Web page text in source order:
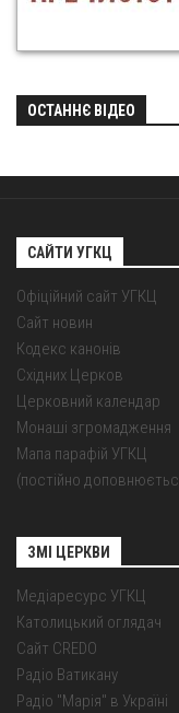
ОСТАННЄ ВІДЕО
САЙТИ УГКЦ
Офіційний сайт УГКЦ
Сайт новин
Кодекс канонів
Східних Церков
Церковний календар
Монаші згромадження
Мапа парафій УГКЦ
(постійно
ЗМІ ЦЕРКВИ
Медіаресурс УГКЦ
Католицький оглядач
Сайт CREDO
Радіо Ватикану
Радіо "Марія" в Україні